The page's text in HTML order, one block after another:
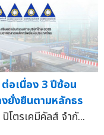
ต่อเนื่อง 3 ปีซ้อน
ยั่งยืนตามหลักธร
ตรเคมีคัลส์ จำกั...